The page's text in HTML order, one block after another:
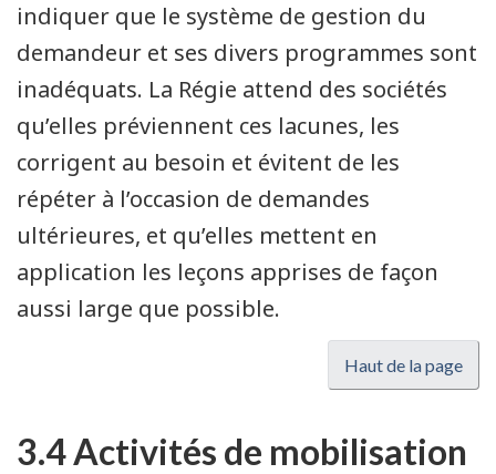
indiquer que le système de gestion du
demandeur et ses divers programmes sont
inadéquats. La Régie attend des sociétés
qu’elles préviennent ces lacunes, les
corrigent au besoin et évitent de les
répéter à l’occasion de demandes
ultérieures, et qu’elles mettent en
application les leçons apprises de façon
aussi large que possible.
Haut de la page
3.4 Activités de mobilisation